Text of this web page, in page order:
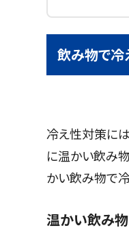
飲み物で冷
冷え性対策に
に温かい飲み
かい飲み物で
温かい飲み